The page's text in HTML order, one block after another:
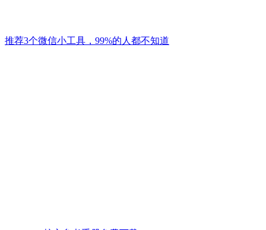
推荐3个微信小工具，99%的人都不知道